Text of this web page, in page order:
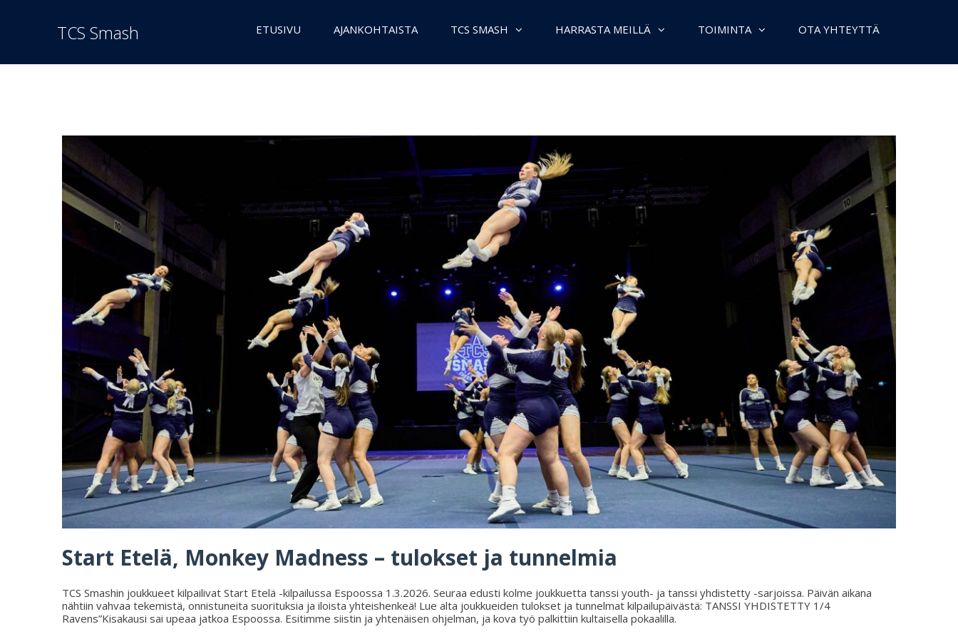
TCS Smash ETUSIVU AJANKOHTAISTA TCS SMASH HARRASTA MEILLÄ TOIMINTA OTA YHTEYTTÄ
Start Etelä, Monkey Madness – tulokset ja tunnelmia
TCS Smashin joukkueet kilpailivat Start Etelä -kilpailussa Espoossa 1.3.2026. Seuraa edusti kolme joukkuetta tanssi youth- ja tanssi yhdistetty -sarjoissa. Päivän aikana
nähtiin vahvaa tekemistä, onnistuneita suorituksia ja iloista yhteishenkeä! Lue alta joukkueiden tulokset ja tunnelmat kilpailupäivästä: TANSSI YHDISTETTY 1/4
Ravens”Kisakausi sai upeaa jatkoa Espoossa. Esitimme siistin ja yhtenäisen ohjelman, ja kova työ palkittiin kultaisella pokaalilla.